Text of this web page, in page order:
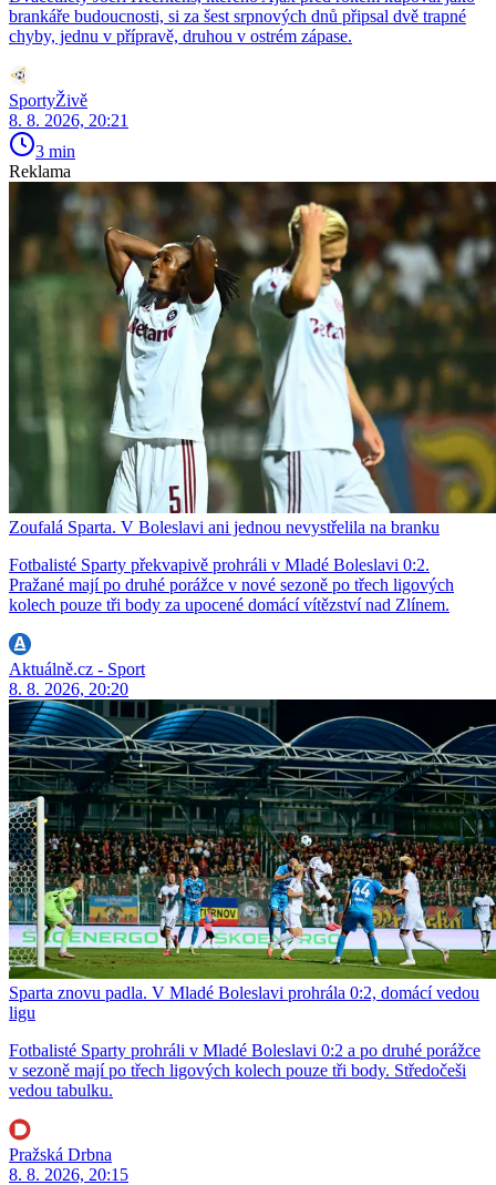
brankáře budoucnosti, si za šest srpnových dnů připsal dvě trapné
chyby, jednu v přípravě, druhou v ostrém zápase.
SportyŽivě
8. 8. 2026, 20:21
3 min
Reklama
Zoufalá Sparta. V Boleslavi ani jednou nevystřelila na branku
Fotbalisté Sparty překvapivě prohráli v Mladé Boleslavi 0:2.
Pražané mají po druhé porážce v nové sezoně po třech ligových
kolech pouze tři body za upocené domácí vítězství nad Zlínem.
Aktuálně.cz - Sport
8. 8. 2026, 20:20
Sparta znovu padla. V Mladé Boleslavi prohrála 0:2, domácí vedou
ligu
Fotbalisté Sparty prohráli v Mladé Boleslavi 0:2 a po druhé porážce
v sezoně mají po třech ligových kolech pouze tři body. Středočeši
vedou tabulku.
Pražská Drbna
8. 8. 2026, 20:15